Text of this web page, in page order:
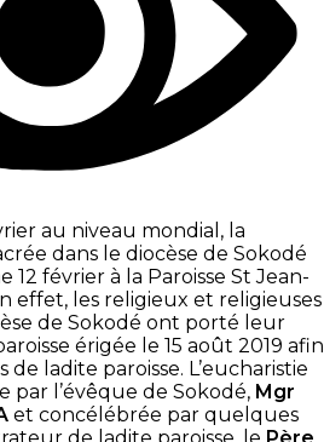
au niveau mondial, la
dans le diocèse de Sokodé
12 février à la Paroisse St Jean-
effet, les religieux et religieuses
de Sokodé ont porté leur
érigée le 15 août 2019 afin
ladite paroisse. L’eucharistie
par l’évêque de Sokodé, Mgr
et concélébrée par quelques